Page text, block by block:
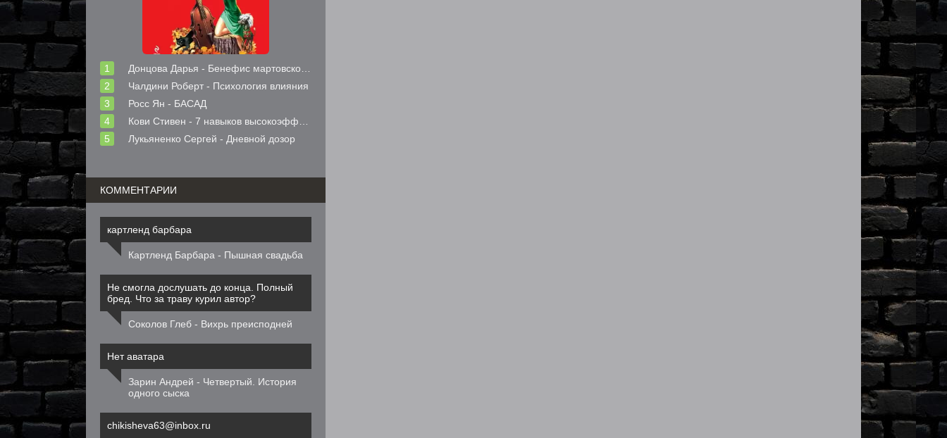
Донцова Дарья - Бенефис мартовской кошки
Чалдини Роберт - Психология влияния
Росс Ян - БАСАД
Кови Стивен - 7 навыков высокоэффективных людей
Лукьяненко Сергей - Дневной дозор
КОММЕНТАРИИ
картленд барбара
Картленд Барбара - Пышная свадьба
Не смогла дослушать до конца. Полный
бред. Что за траву курил автор?
Соколов Глеб - Вихрь преисподней
Нет аватара
Зарин Андрей - Четвертый. История
одного сыска
chikisheva63@inbox.ru